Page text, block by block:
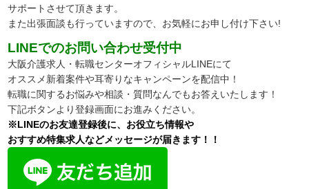
サポートさせて頂きます。
また出張面談も行っていますので、 お気軽にお申し付け下さい!
LINEでのお問い合わせ受付中
大阪介護求人・転職センターオフィシャルLINEにて
オススメ新着案件や耳寄りなキャンペーンを配信中！
転職に関するお悩みや相談・質問なんでもお答えいたします！
下記ボタンより登録画面にお進みください。
※LINEのお友達登録後に、お役立ち情報や
おすすめ特集求人などメッセージが届きます！！